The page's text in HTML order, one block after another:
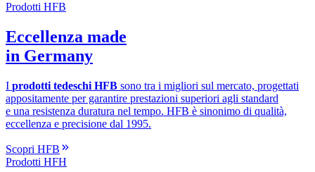
Prodotti HFB
Eccellenza made
in Germany
I prodotti tedeschi HFB sono tra i migliori sul mercato, progettati
appositamente per garantire prestazioni superiori agli standard
e una resistenza duratura nel tempo. HFB è sinonimo di qualità,
eccellenza e precisione dal 1995.
Scopri HFB
Prodotti HFH